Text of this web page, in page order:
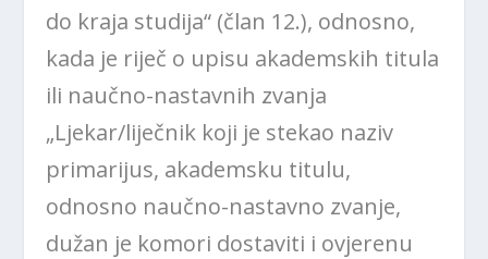
do kraja studija“ (član 12.), odnosno,
kada je riječ o upisu akademskih titula
ili naučno-nastavnih zvanja
„Ljekar/liječnik koji je stekao naziv
primarijus, akademsku titulu,
odnosno naučno-nastavno zvanje,
dužan je komori dostaviti i ovjerenu